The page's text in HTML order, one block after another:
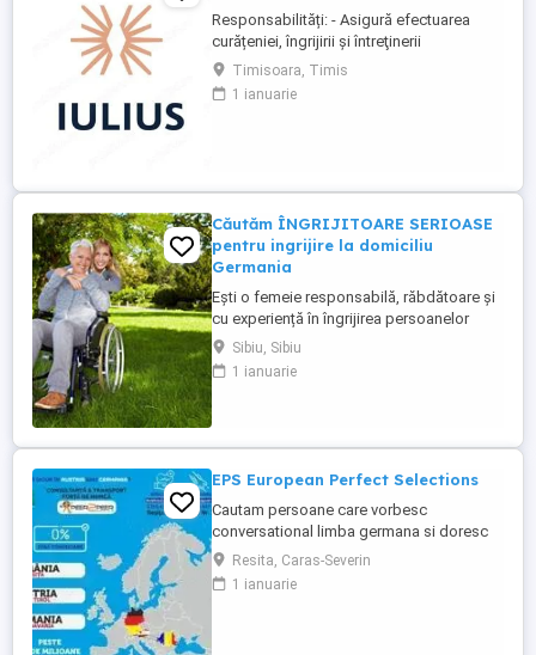
Responsabilități: - Asigură efectuarea
curățeniei, îngrijirii şi întreţinerii
amplasamentului exterior al Mall-ului; -
Colectează cartoanele din locaţie şi le
trimite spre punctul de colectare; - Pe timp
Timisoara, Timis
1 ianuarie
Căutăm ÎNGRIJITOARE SERIOASE
pentru ingrijire la domiciliu
Germania
Ești o femeie responsabilă, răbdătoare și
cu experiență în îngrijirea persoanelor
vârstnice? Avem oportunități excelente de
lucru în Germania (îngrijire la domiciliu)!
Prin firma noastră ai oportunități excelente
Sibiu, Sibiu
1 ianuarie
EPS European Perfect Selections
Cautam persoane care vorbesc
conversational limba germana si doresc
sa lucreze in Austria si Germania. NU SE
PERCEPE COMISION Salariul este atractiv!
Va rugam sa ne contactati pentru detalii.
Resita, Caras-Severin
1 ianuarie